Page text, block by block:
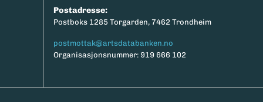
Postadresse:
Postboks 1285 Torgarden, 7462 Trondheim
postmottak@artsdatabanken.no
Organisasjonsnummer: 919 666 102